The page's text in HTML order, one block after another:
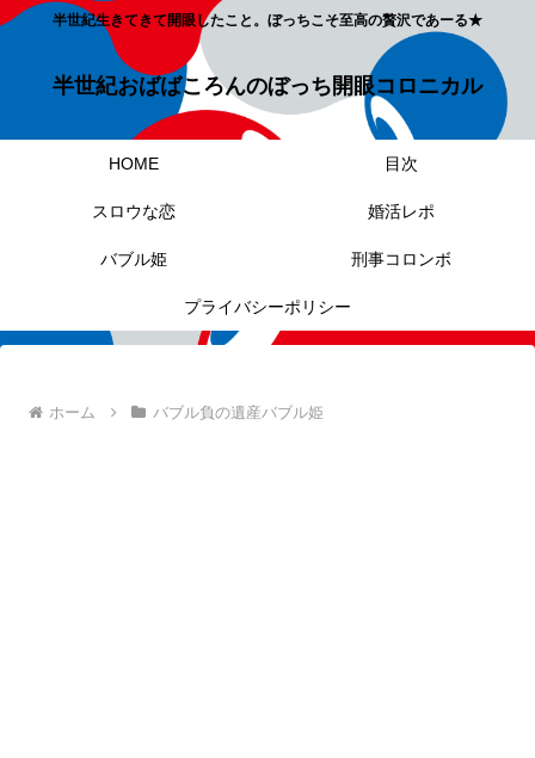
半世紀生きてきて開眼したこと。ぼっちこそ至高の贅沢であーる★
半世紀おばばころんのぼっち開眼コロニカル
HOME 目次
スロウな恋 婚活レポ
バブル姫 刑事コロンボ
プライバシーポリシー
ホーム バブル負の遺産バブル姫